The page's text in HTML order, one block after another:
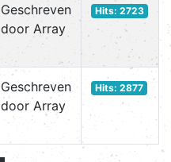
Geschreven
door Array
Hits: 2723
Geschreven
door Array
Hits: 2877